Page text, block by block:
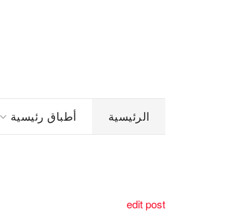
الرئيسية أطباق رئيسية
edit post